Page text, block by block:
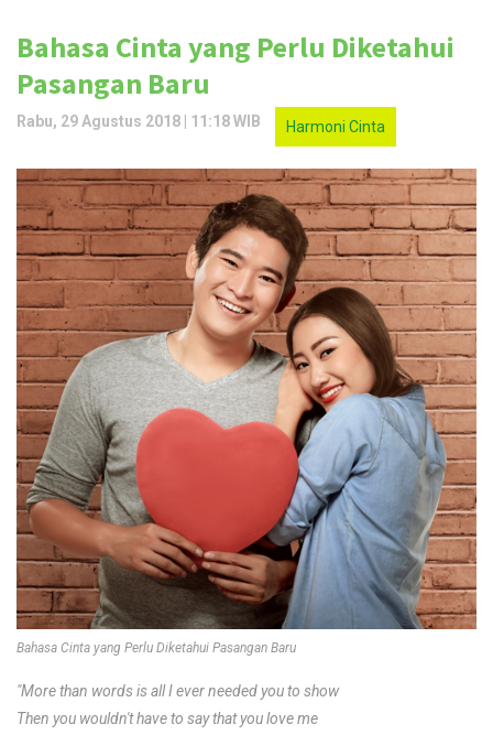
Bahasa Cinta yang Perlu Diketahui
Pasangan Baru
Rabu, 29 Agustus 2018 | 11:18 WIB Harmoni Cinta
Bahasa Cinta yang Perlu Diketahui Pasangan Baru
"More than words is all I ever needed you to show
Then you wouldn't have to say that you love me